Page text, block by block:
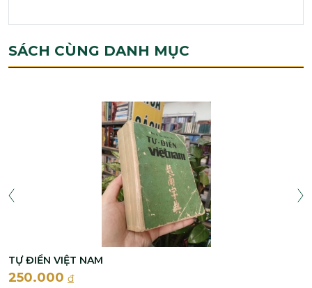
SÁCH CÙNG DANH MỤC
TỰ ĐIỂN VIỆT NAM
250.000 đ